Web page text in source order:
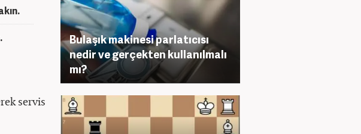
servis
Bulaşık makinesi parlatıcısı
nedir ve gerçekten kullanılmalı
mı?